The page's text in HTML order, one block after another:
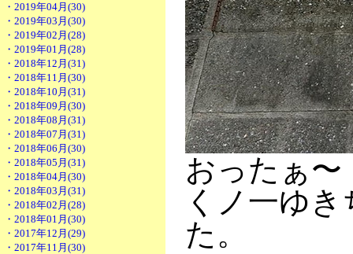
・2019年04月(30)
・2019年03月(30)
・2019年02月(28)
・2019年01月(28)
・2018年12月(31)
・2018年11月(30)
・2018年10月(31)
・2018年09月(30)
・2018年08月(31)
・2018年07月(31)
・2018年06月(30)
・2018年05月(31)
・2018年04月(30)
・2018年03月(31)
・2018年02月(28)
・2018年01月(30)
・2017年12月(29)
・2017年11月(30)
おったぁ〜
くノ一ゆ
た。